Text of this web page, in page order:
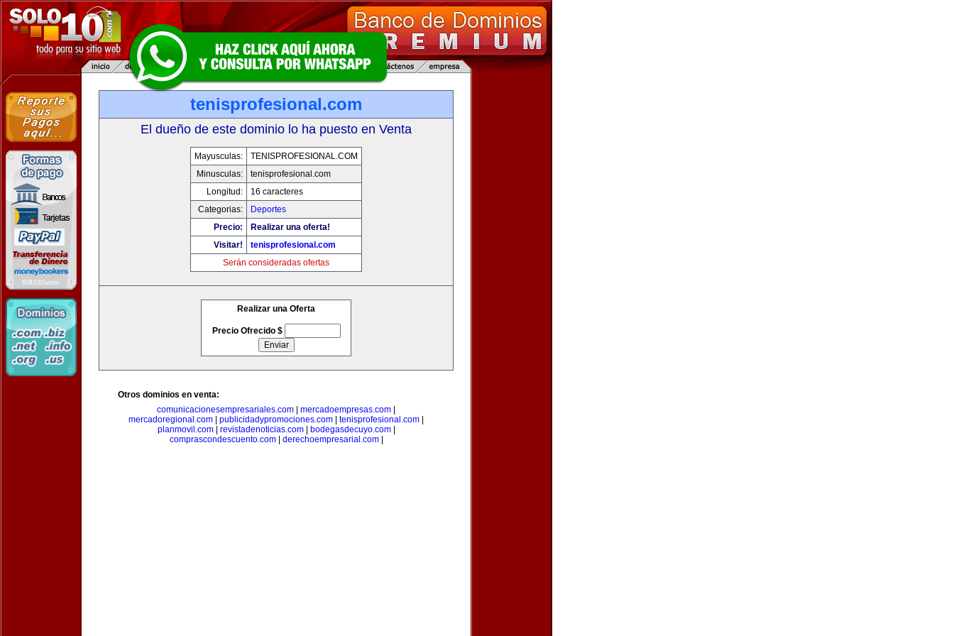
tenisprofesional.com
El dueño de este dominio lo ha puesto en Venta
Mayusculas:
TENISPROFESIONAL.COM
Minusculas:
tenisprofesional.com
Longitud:
16 caracteres
Categorias:
Deportes
Precio:
Realizar una oferta!
Visitar!
tenisprofesional.com
Serán consideradas ofertas
Realizar una Oferta
Precio Ofrecido $
Otros dominios en venta:
comunicacionesempresariales.com
mercadoempresas.com
mercadoregional.com
publicidadypromociones.com tenisprofesional.com
planmovil.com| revistadenoticias.com| bodegasdecuyo.com|
comprascondescuento.com| derechoempresarial.com|